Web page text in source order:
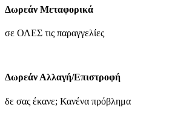
επιλεγούν
στη
του
90.30€.
Δωρεάν Μεταφορικά
σε ΟΛΕΣ τις παραγγελίες
Δωρεάν Αλλαγή/Επιστροφή
δε σας έκανε; Κανένα πρόβλημα